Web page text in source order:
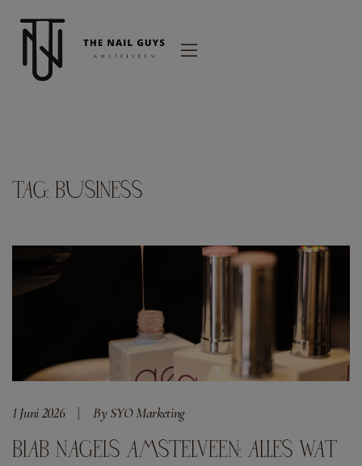
TAG: BUSINESS
1 Juni 2026 By SYO Marketing
BIAB NAGELS AMSTELVEEN: ALLES WAT